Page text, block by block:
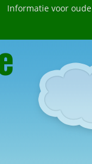
Informatie voor